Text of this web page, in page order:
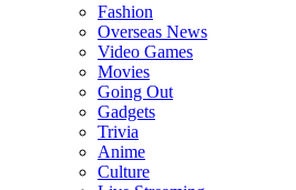
Fashion
Overseas News
Video Games
Movies
Going Out
Gadgets
Trivia
Anime
Culture